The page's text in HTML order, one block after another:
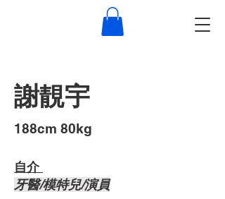
謝靚宇
​188cm 80kg
自介 ​
牙醫/模特兒/演員